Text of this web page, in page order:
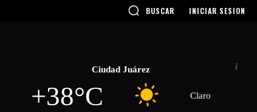
BUSCAR INICIAR SESION
Ciudad Juárez
+38°C Claro